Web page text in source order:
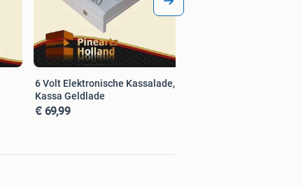
6 Volt Elektronische Kassalade,
Kassa Geldlade
€ 69,99